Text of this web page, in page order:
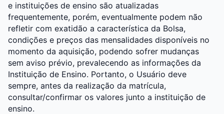
e instituições de ensino são atualizadas
frequentemente, porém, eventualmente podem não
refletir com exatidão a característica da Bolsa,
condições e preços das mensalidades disponíveis no
momento da aquisição, podendo sofrer mudanças
sem aviso prévio, prevalecendo as informações da
Instituição de Ensino. Portanto, o Usuário deve
sempre, antes da realização da matrícula,
consultar/confirmar os valores junto a instituição de
ensino.